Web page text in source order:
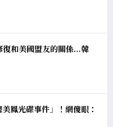
和美國盟友的關係...韓
鳳光碟事件」！網傻眼：